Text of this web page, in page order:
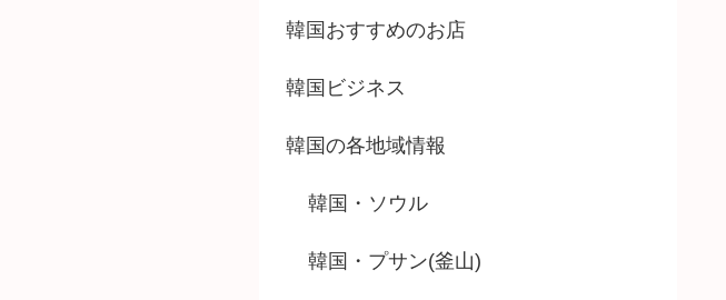
韓国おすすめのお店
韓国ビジネス
韓国の各地域情報
韓国・ソウル
韓国・プサン(釜山)